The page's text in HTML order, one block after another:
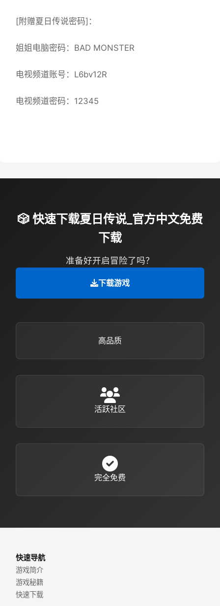
[附赠夏日传说密码]：
姐姐电脑密码：BAD MONSTER
电视频道账号：L6bv12R
电视频道密码：12345
🎲 快速下载夏日传说_官方中文免费
下载
准备好开启冒险了吗？
下载游戏
高品质
活跃社区
完全免费
快速导航
游戏简介
游戏秘籍
快速下载